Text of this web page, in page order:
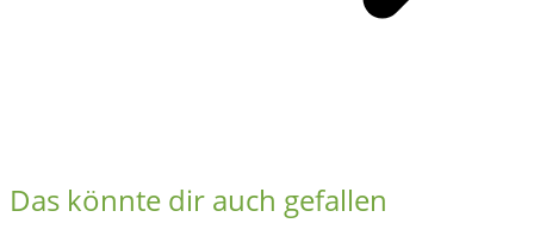
Das könnte dir auch gefallen